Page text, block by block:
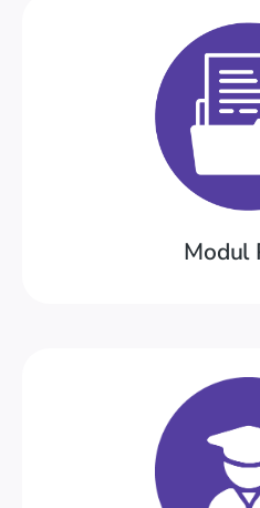
Modul
Arsip
Surat
Coba
Coba